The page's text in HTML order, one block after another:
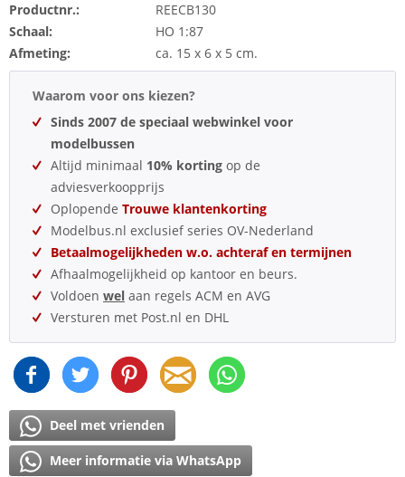
Productnr.:
REECB130
Schaal:
HO 1:87
Afmeting:
ca. 15 x 6 x 5 cm.
Waarom voor ons kiezen?
Sinds 2007 de speciaal webwinkel voor
modelbussen
Altijd minimaal 10% korting op de
adviesverkoopprijs
Oplopende Trouwe klantenkorting
Modelbus.nl exclusief series OV-Nederland
Betaalmogelijkheden w.o. achteraf en termijnen
Afhaalmogelijkheid op kantoor en beurs.
Voldoen wel aan regels ACM en AVG
Versturen met Post.nl en DHL
Deel met vrienden
Meer informatie via WhatsApp